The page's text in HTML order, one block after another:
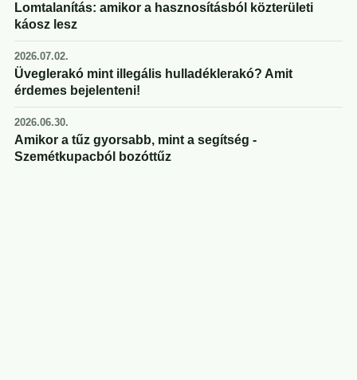
Lomtalanítás: amikor a hasznosításból közterületi
káosz lesz
2026.07.02.
Üveglerakó mint illegális hulladéklerakó? Amit
érdemes bejelenteni!
2026.06.30.
Amikor a tűz gyorsabb, mint a segítség -
Szemétkupacból bozóttűz